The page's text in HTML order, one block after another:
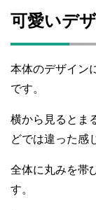
可愛いデ
本体のデザイン
です。
横から見るとま
どでは違った感
全体に丸みを帯
す。